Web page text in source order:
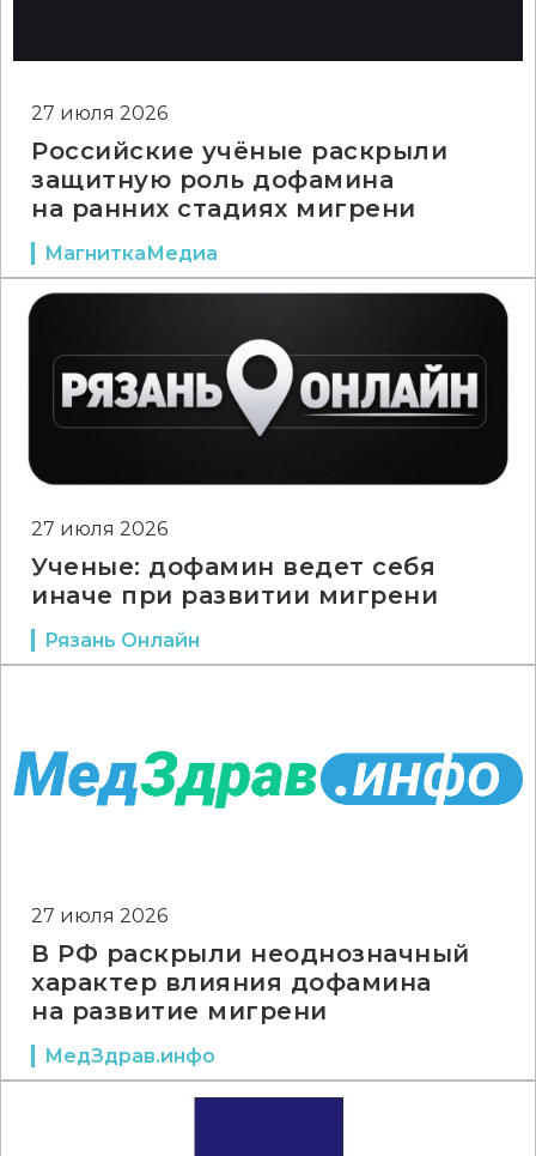
27 июля 2026
Российские учёные раскрыли
защитную роль дофамина
на ранних стадиях мигрени
МагниткаМедиа
27 июля 2026
Ученые: дофамин ведет себя
иначе при развитии мигрени
Рязань Онлайн
27 июля 2026
В РФ раскрыли неоднозначный
характер влияния дофамина
на развитие мигрени
МедЗдрав.инфо